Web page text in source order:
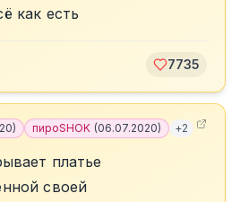
как есть
7735
) пироSHOK (06.07.2020) +2
платье
своей